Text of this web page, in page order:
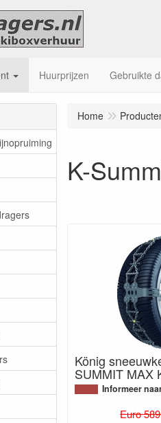
Huurprijzen Gebruikte
Home
K-
König
SUMMIT MAX
Informeer
Euro